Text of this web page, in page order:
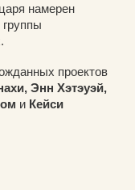
намерен
проектов
Энн Хэтэуэй,
и Кейси